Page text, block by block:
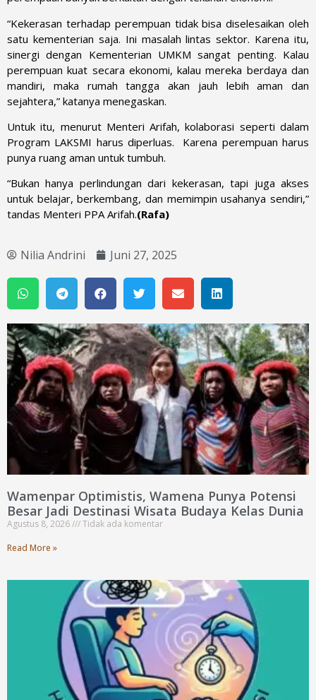
“Kekerasan terhadap perempuan tidak bisa diselesaikan oleh
satu kementerian saja. Ini masalah lintas sektor. Karena itu,
sinergi dengan Kementerian UMKM sangat penting. Kalau
perempuan kuat secara ekonomi, kalau mereka berdaya dan
mandiri, maka rumah tangga akan jauh lebih aman dan
sejahtera,” katanya menegaskan.
Untuk itu, menurut Menteri Arifah, kolaborasi seperti dalam
Program LAKSMI harus diperluas. Karena perempuan harus
punya ruang aman untuk tumbuh.
“Bukan hanya perlindungan dari kekerasan, tapi juga akses
untuk belajar, berkembang, dan memimpin usahanya sendiri,”
tandas Menteri PPA Arifah.(Rafa)
Nilia Andrini Juni 27, 2025
Wamenpar Optimistis, Wamena Punya Potensi
Besar Jadi Destinasi Wisata Budaya Kelas Dunia
Agustus 8, 2026
Tidak ada komentar
Read More »